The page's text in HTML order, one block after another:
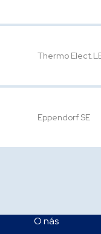
Thermo
Eppendorf SE
O nás